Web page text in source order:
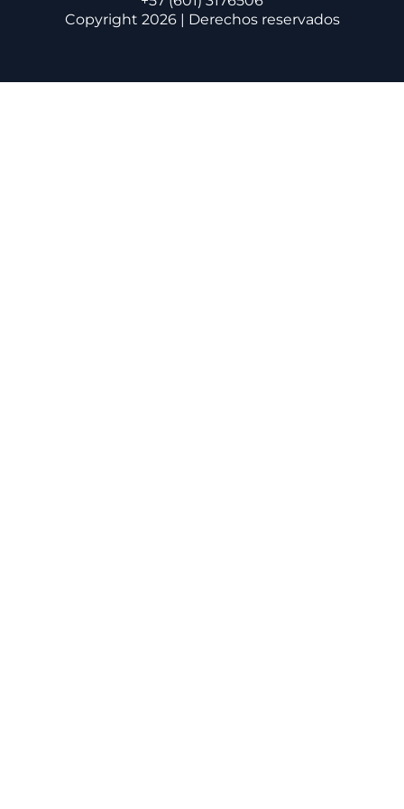
Copyright 2026 | Derechos reservados